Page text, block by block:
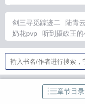
剑三寻觅踪迹二 陆青
奶花pvp
听到摄政王
仙短剧
撩得美人心gl番
二什么时候刷新事件
若岚顶点
赛博修行 废
寻侠游戏攻略 完结
源148到150
雪尽春迟
章节目录